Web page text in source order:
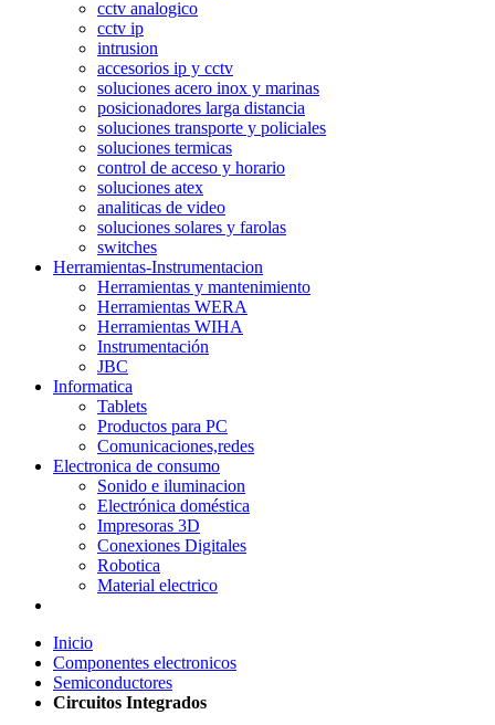
cctv analogico
cctv ip
intrusion
accesorios ip y cctv
soluciones acero inox y marinas
posicionadores larga distancia
soluciones transporte y policiales
soluciones termicas
control de acceso y horario
soluciones atex
analiticas de video
soluciones solares y farolas
switches
Herramientas-Instrumentacion
Herramientas y mantenimiento
Herramientas WERA
Herramientas WIHA
Instrumentación
JBC
Informatica
Tablets
Productos para PC
Comunicaciones,redes
Electronica de consumo
Sonido e iluminacion
Electrónica doméstica
Impresoras 3D
Conexiones Digitales
Robotica
Material electrico
Inicio
Componentes electronicos
Semiconductores
Circuitos Integrados